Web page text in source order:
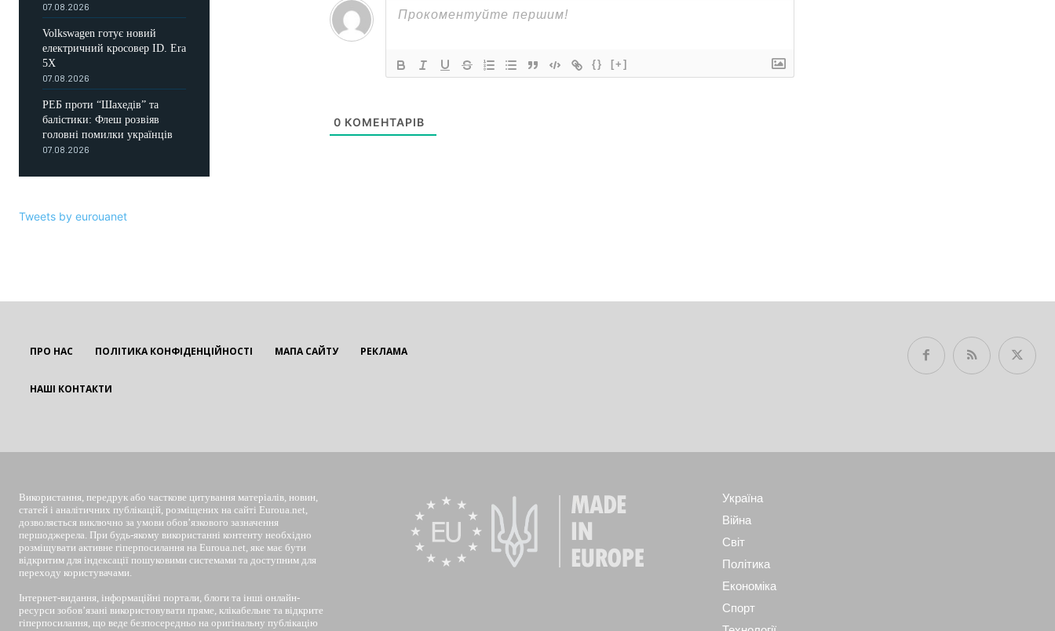
07.08.2026
Volkswagen готує новий
електричний кросовер ID. Era
5X
07.08.2026
РЕБ проти “Шахедів” та
балістики: Флеш розвіяв
головні помилки українців
07.08.2026
Tweets by eurouanet
{} [+]
0 КОМЕНТАРІВ
ПРО НАС ПОЛІТИКА КОНФІДЕНЦІЙНОСТІ МАПА САЙТУ РЕКЛАМА
НАШІ КОНТАКТИ
Використання, передрук або часткове цитування матеріалів, новин,
статей і аналітичних публікацій, розміщених на сайті Euroua.net,
дозволяється виключно за умови обов’язкового зазначення
першоджерела. При будь-якому використанні контенту необхідно
розміщувати активне гіперпосилання на Euroua.net, яке має бути
відкритим для індексації пошуковими системами та доступним для
переходу користувачами.
Інтернет-видання, інформаційні портали, блоги та інші онлайн-
ресурси зобов’язані використовувати пряме, клікабельне та відкрите
гіперпосилання, що веде безпосередньо на оригінальну публікацію
Україна
Війна
Світ
Політика
Економіка
Спорт